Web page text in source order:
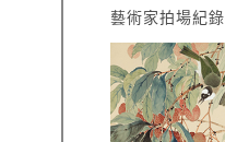
藝術家拍場紀錄